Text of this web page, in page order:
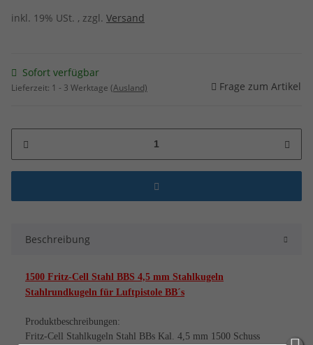
inkl. 19% USt. , zzgl. Versand
Sofort verfügbar
Lieferzeit: 1 - 3 Werktage (Ausland) Frage zum Artikel
Beschreibung
1500 Fritz-Cell Stahl BBS 4,5 mm Stahlkugeln
Stahlrundkugeln für Luftpistole BB´s
Produktbeschreibungen:
Fritz-Cell Stahlkugeln Stahl BBs Kal. 4,5 mm 1500 Schuss